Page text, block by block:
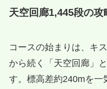
天空回廊1,445段の攻
コースの始まりは、キ
から続く「天空回廊」
す。標高差約240mを一